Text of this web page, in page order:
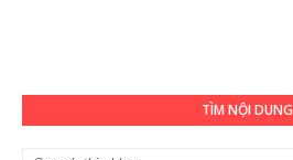
TÌM NỘI DUNG